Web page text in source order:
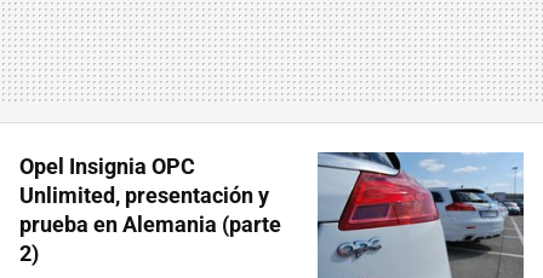
Opel Insignia OPC
Unlimited, presentación y
prueba en Alemania (parte
2)